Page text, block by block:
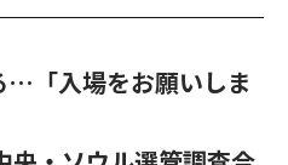
o
u
o
n
…「入場をお願いしま